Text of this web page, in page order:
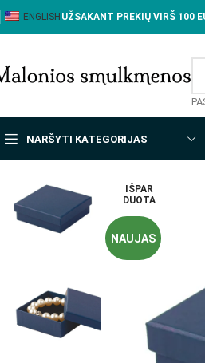
ENGLISH UŽSAKANT PREKIŲ VIRŠ 100
NARŠYTI KATEGORIJAS
IŠPAR
DUOTA
NAUJAS